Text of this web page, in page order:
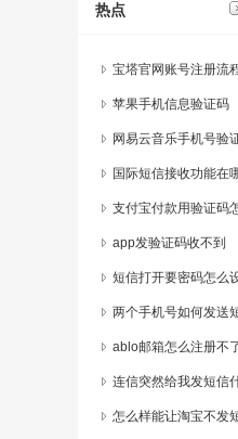
热点
宝塔官网账号注册流
苹果手机信息验证码
网易云音乐手机号验
能用了怎么办
国际短信接收功能在
置
支付宝付款用验证码
置
app发验证码收不到
短信打开要密码怎么
两个手机号如何发送
息不同步呢
ablo邮箱怎么注册不
连信突然给我发短信
思啊
怎么样能让淘宝不发